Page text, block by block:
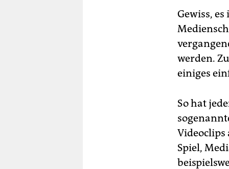
Gewiss,
werden.
einiges
So hat
Videoclips
Spiel,